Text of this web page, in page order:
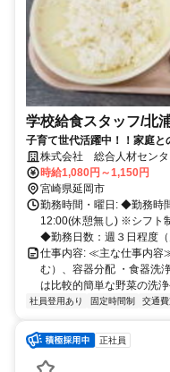
学校給食スタッフ/北
子育て世代活躍中！！家庭
みでも対応可！土日祝休＋
株式会社 総合人材セン
時給1,080円～1,150円
宮崎県延岡市
勤務時間・曜日: ◆勤務
12:00(休憩無し) ※シフト
◆勤務日数：週３日程度
仕事内容: ≪主な仕事内容
む）、容器分配 ・食器洗
は比較的簡単な野菜の洗
社員登用あり 固定時間制 交通
正社員